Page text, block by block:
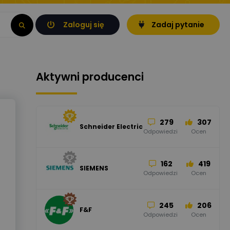
Zaloguj się Zadaj pytanie
Aktywni producenci
Schneider Electric 279
Odpowiedzi
307
Ocen
SIEMENS 162
Odpowiedzi
419
Ocen
F&F 245
Odpowiedzi
206
Ocen